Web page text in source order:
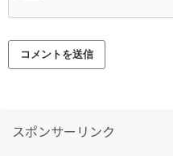
スポンサーリンク